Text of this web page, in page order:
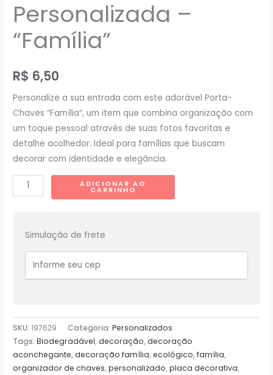
Personalizada –
“Família”
R$ 6,50
Personalize a sua entrada com este adorável Porta-
Chaves “Família”, um item que combina organização com
um toque pessoal através de suas fotos favoritas e
detalhe acolhedor. Ideal para famílias que buscam
decorar com identidade e elegância.
Porta
Chaves
ADICIONAR AO
CARRINHO
Simulação de frete
SKU:197629 Categoria:Personalizados
Tags:Biodegradável,decoração,decoração
aconchegante,decoração família,ecológico,família,
organizador de chaves,personalizado,placa decorativa,